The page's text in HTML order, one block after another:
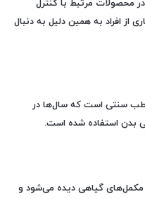
محصولات مرتبط با کنترل
از افراد به همین دلیل به دنبال
طب سنتی است که سال‌ها در
بدن استفاده شده است.
مکمل‌های گیاهی دیده می‌شود و